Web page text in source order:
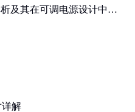
及其在可调电源设计中的
详解